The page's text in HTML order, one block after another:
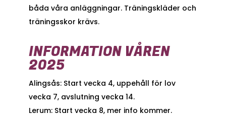
båda våra anläggningar. Träningskläder och
träningsskor krävs.
INFORMATION VÅREN
2025
Alingsås: Start vecka 4, uppehåll för lov
vecka 7, avslutning vecka 14.
Lerum: Start vecka 8, mer info kommer.